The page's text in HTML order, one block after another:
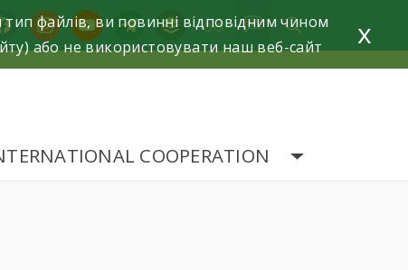
instagramyoutubetelegrambuffer
COOPERATION
файлів, ви повинні відповідним чином
або не використовувати наш веб-сайт
x